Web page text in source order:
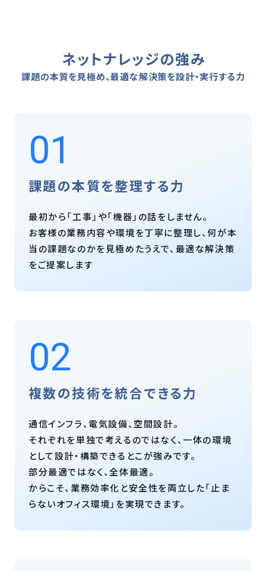
ネットナレッジの強み
課題の本質を見極め、最適な解決策を設計・実行する力
01
課題の本質を整理する力
最初から「工事」や「機器」の話をしません。
お客様の業務内容や環境を丁寧に整理し、何が本
当の課題なのかを見極めたうえで、最適な解決策
をご提案します
02
複数の技術を統合できる力
通信インフラ、電気設備、空間設計。
それぞれを単独で考えるのではなく、一体の環境
として設計・構築できるとこが強みです。
部分最適ではなく、全体最適。
からこそ、業務効率化と安全性を両立した「止ま
らないオフィス環境」を実現できます。